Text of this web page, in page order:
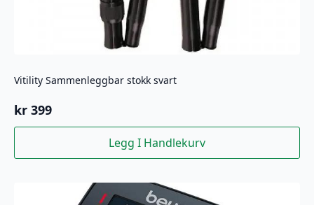
Vitility Sammenleggbar stokk svart
kr 399
Legg I Handlekurv